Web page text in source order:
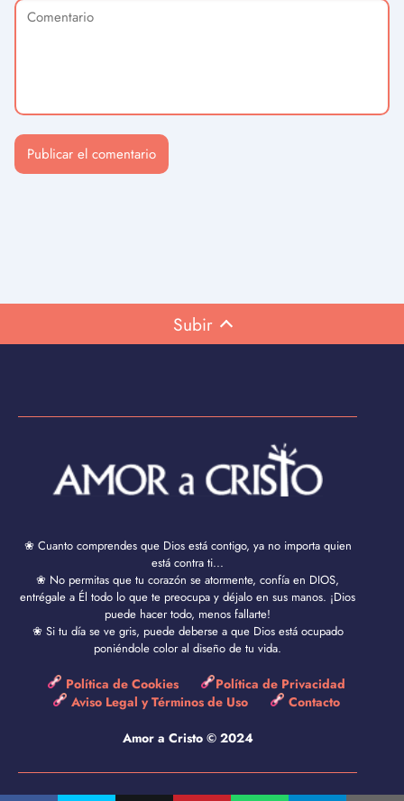
Subir
❀ Cuanto comprendes que Dios está contigo, ya no importa quien
está contra ti...
❀ No permitas que tu corazón se atormente, confía en DIOS,
entrégale a Él todo lo que te preocupa y déjalo en sus manos. ¡Dios
puede hacer todo, menos fallarte!
❀ Si tu día se ve gris, puede deberse a que Dios está ocupado
poniéndole color al diseño de tu vida.
Política de Cookies
Política de Privacidad
Aviso Legal y Términos de Uso
Contacto
Amor a Cristo © 2024